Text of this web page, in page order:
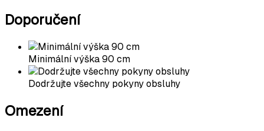
Doporučení
Minimální výška 90 cm
Dodržujte všechny pokyny obsluhy
Omezení